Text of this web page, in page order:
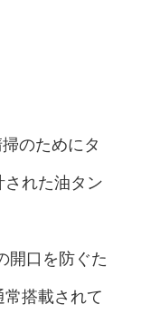
のためにタ
された油タン
開口を防ぐた
搭載されて